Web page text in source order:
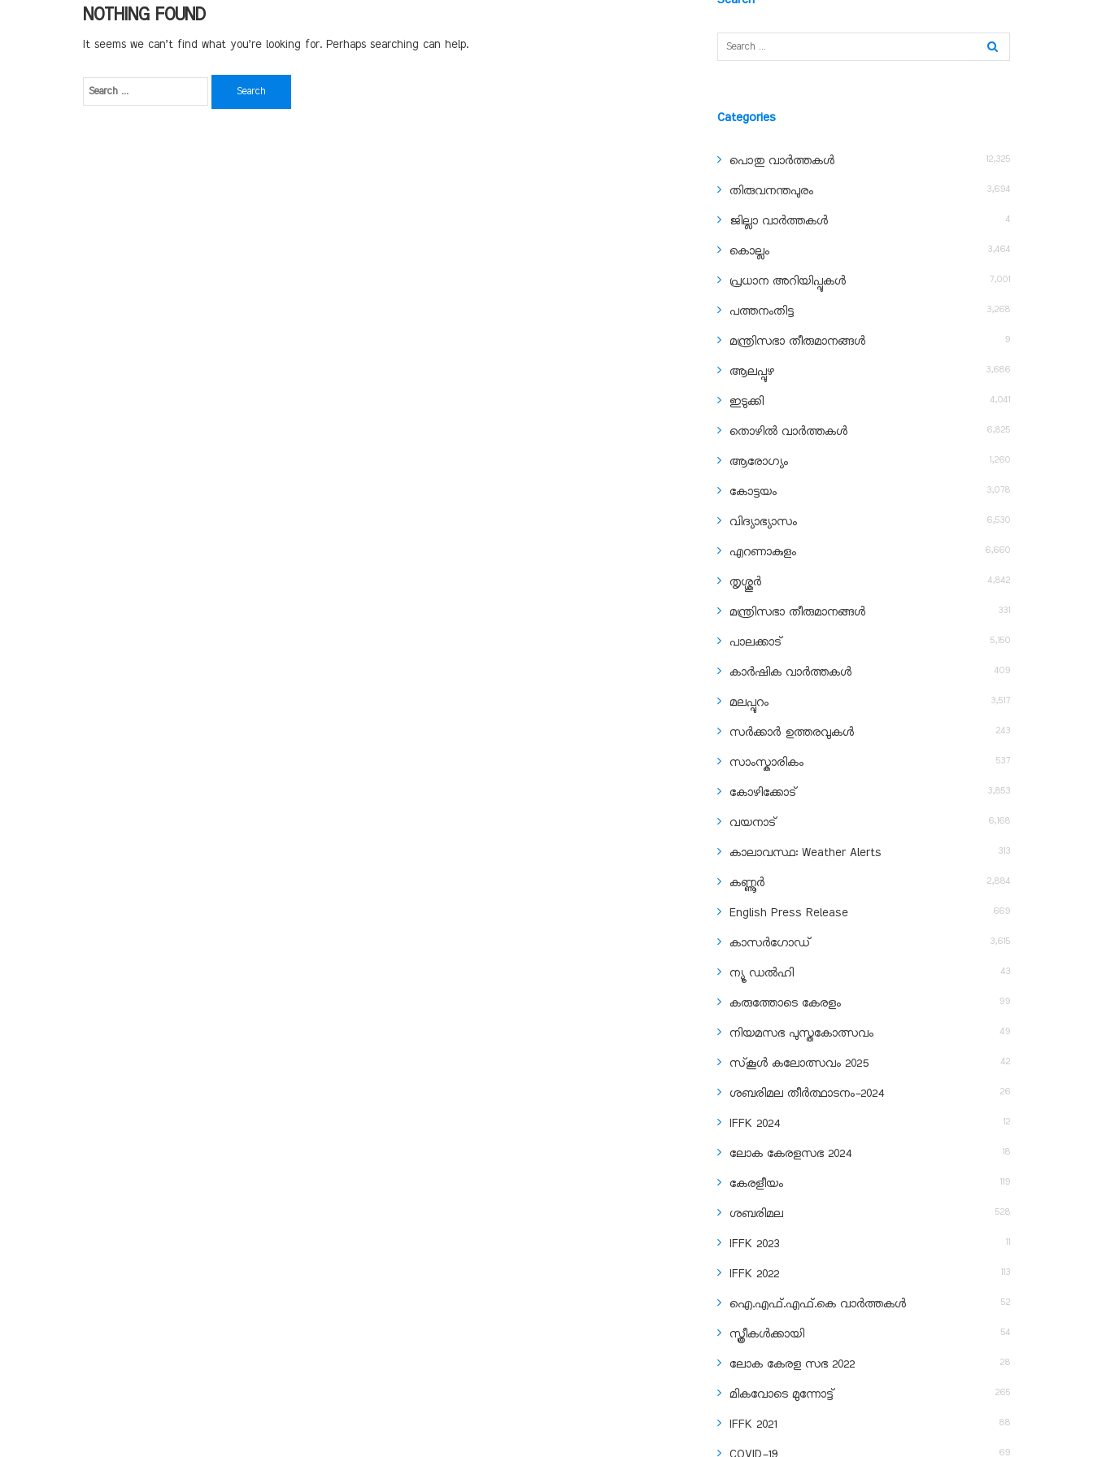
NOTHING FOUND
It seems we can’t find what you’re looking for. Perhaps searching can help.
Categories
പൊതു വാർത്തകൾ 12,325
തിരുവനന്തപുരം 3,694
ജില്ലാ വാർത്തകൾ 4
കൊല്ലം 3,464
പ്രധാന അറിയിപ്പുകൾ 7,001
പത്തനംതിട്ട 3,268
മന്ത്രിസഭാ തീരുമാനങ്ങൾ 9
ആലപ്പുഴ 3,686
ഇടുക്കി 4,041
തൊഴിൽ വാർത്തകൾ 6,825
ആരോഗ്യം 1,260
കോട്ടയം 3,078
വിദ്യാഭ്യാസം 6,530
എറണാകുളം 6,660
തൃശ്ശൂർ 4,842
മന്ത്രിസഭാ തീരുമാനങ്ങൾ 331
പാലക്കാട് 5,150
കാർഷിക വാർത്തകൾ 409
മലപ്പുറം 3,517
സർക്കാർ ഉത്തരവുകൾ 243
സാംസ്കാരികം 537
കോഴിക്കോട് 3,853
വയനാട് 6,168
കാലാവസ്ഥ: Weather Alerts 313
കണ്ണൂർ 2,884
English Press Release 669
കാസർഗോഡ് 3,615
ന്യൂ ഡൽഹി 43
കരുത്തോടെ കേരളം 99
നിയമസഭ പുസ്തകോത്സവം 49
സ്‌കൂൾ കലോത്സവം 2025 42
ശബരിമല തീര്‍ത്ഥാടനം-2024 26
IFFK 2024 12
ലോക കേരളസഭ 2024 18
കേരളീയം 119
ശബരിമല 528
IFFK 2023 11
IFFK 2022 113
ഐ.എഫ്.എഫ്.കെ വാർത്തകൾ 52
സ്ത്രീകൾക്കായി 54
ലോക കേരള സഭ 2022 28
മികവോടെ മുന്നോട്ട് 265
IFFK 2021 88
69